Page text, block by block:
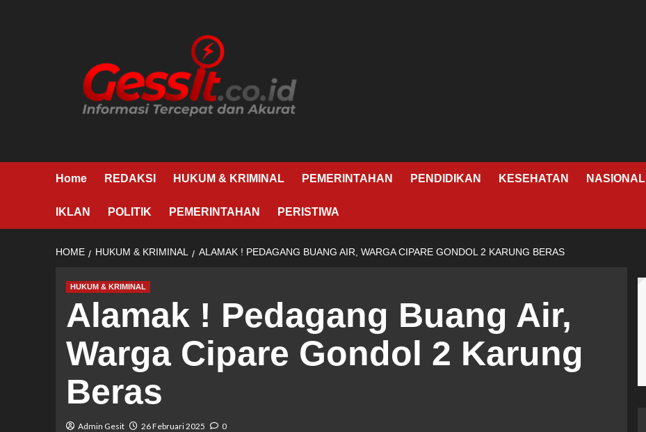
Home REDAKSI HUKUM & KRIMINAL PEMERINTAHAN PENDIDIKAN KESEHATAN NASIONAL
IKLAN POLITIK PEMERINTAHAN PERISTIWA
HOME HUKUM & KRIMINAL ALAMAK ! PEDAGANG BUANG AIR, WARGA CIPARE GONDOL 2 KARUNG BERAS
HUKUM & KRIMINAL
Alamak ! Pedagang Buang Air,
Warga Cipare Gondol 2 Karung
Beras
Admin Gesit 26 Februari 2025 0